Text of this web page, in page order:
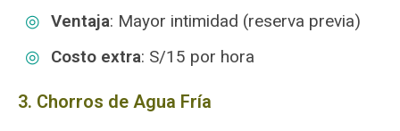
Ventaja: Mayor intimidad (reserva previa)
Costo extra: S/15 por hora
3. Chorros de Agua Fría